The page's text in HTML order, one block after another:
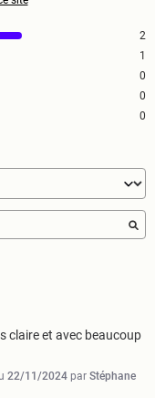
2
1
0
0
0
claire et avec beaucoup
22/11/2024 par Stéphane